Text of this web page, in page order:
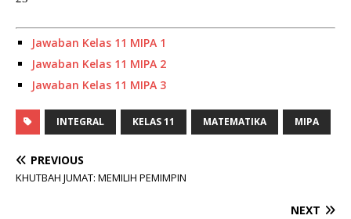
Jawaban Kelas 11 MIPA 1
Jawaban Kelas 11 MIPA 2
Jawaban Kelas 11 MIPA 3
INTEGRAL KELAS 11 MATEMATIKA MIPA
PREVIOUS
KHUTBAH JUMAT: MEMILIH PEMIMPIN
NEXT